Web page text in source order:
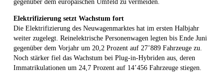
gegenüber dem europäischen Umfeld zu vermeiden.
Elektrifizierung setzt Wachstum fort
Die Elektrifizierung des Neuwagenmarktes hat im ersten Halbjahr
weiter zugelegt. Reinelektrische Personenwagen legten bis Ende Juni
gegenüber dem Vorjahr um 20,2 Prozent auf 27’889 Fahrzeuge zu.
Noch stärker fiel das Wachstum bei Plug-in-Hybriden aus, deren
Immatrikulationen um 24,7 Prozent auf 14’456 Fahrzeuge stiegen.